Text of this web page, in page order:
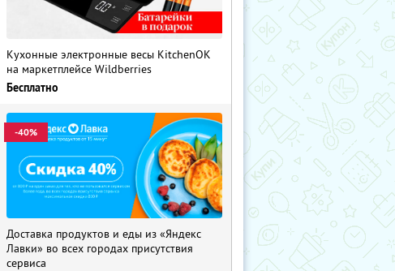
Кухонные электронные весы KitchenOK
на маркетплейсе Wildberries
Бесплатно
-40%
Доставка продуктов и еды из «Яндекс
Лавки» во всех городах присутствия
сервиса